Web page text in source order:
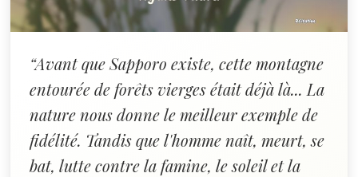
“Avant que Sapporo existe, cette montagne
entourée de forêts vierges était déjà là... La
nature nous donne le meilleur exemple de
fidélité. Tandis que l'homme naît, meurt, se
bat, lutte contre la famine, le soleil et la